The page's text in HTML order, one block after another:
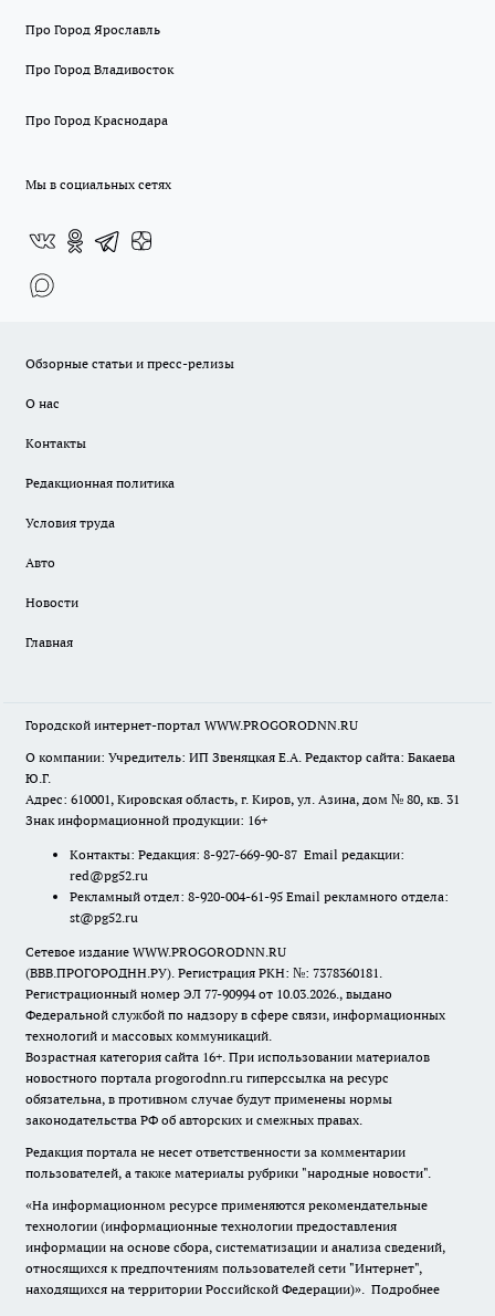
Про Город Ярославль
Про Город Владивосток
Про Город Краснодара
Мы в социальных сетях
Обзорные статьи и пресс-релизы
О нас
Контакты
Редакционная политика
Условия труда
Авто
Новости
Главная
Городской интернет-портал WWW.PROGORODNN.RU
О компании: Учредитель: ИП Звеняцкая Е.А. Редактор сайта: Бакаева
Ю.Г.
Адрес: 610001, Кировская область, г. Киров, ул. Азина, дом № 80, кв. 31
Знак информационной продукции: 16+
Контакты: Редакция: 8-927-669-90-87 Email редакции:
red@pg52.ru
Рекламный отдел: 8-920-004-61-95 Email рекламного отдела:
st@pg52.ru
Сетевое издание WWW.PROGORODNN.RU
(ВВВ.ПРОГОРОДНН.РУ). Регистрация РКН: №: 7378360181.
Регистрационный номер ЭЛ 77-90994 от 10.03.2026., выдано
Федеральной службой по надзору в сфере связи, информационных
технологий и массовых коммуникаций.
Возрастная категория сайта 16+. При использовании материалов
новостного портала progorodnn.ru гиперссылка на ресурс
обязательна, в противном случае будут применены нормы
законодательства РФ об авторских и смежных правах.
Редакция портала не несет ответственности за комментарии
пользователей, а также материалы рубрики "народные новости".
«На информационном ресурсе применяются рекомендательные
технологии (информационные технологии предоставления
информации на основе сбора, систематизации и анализа сведений,
относящихся к предпочтениям пользователей сети "Интернет",
находящихся на территории Российской Федерации)». Подробнее